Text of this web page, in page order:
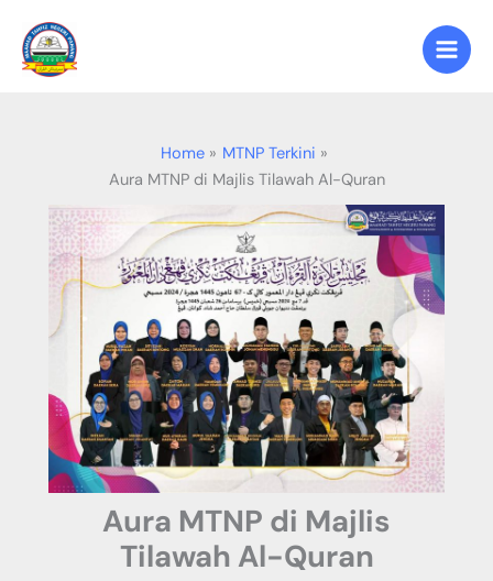
content
Home
MTNP Terkini
Aura MTNP di Majlis Tilawah Al-Quran
Aura MTNP di Majlis
Tilawah Al-Quran